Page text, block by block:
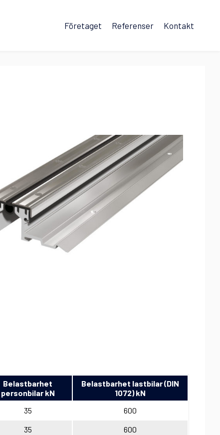
Företaget Referenser Kontakt
Belastbarhet
personbilar kN
Belastbarhet lastbilar (DIN
1072) kN
35
600
35
600